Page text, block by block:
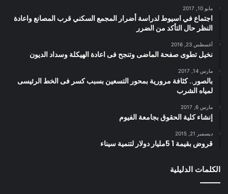
مايو 10, 2017
اجتماع في اسيوط لدراسة أضرار المجمع السكني قرب المصانع واعادة
النظر حال التأكد من الضرر
أغسطس 23, 2016
نخيل تطوى صفحة الماضى وتنجح فى اعادة الهيكلة وسداد الديون
مارس 14, 2017
بالصور.. كثافة مرورية بمحور التسعين بسبب كسر فى الخط الرئيسى
لمياه الشرب
مارس 6, 2017
إنشاء كلية الحقوق بجامعة الفيوم
ديسمبر 21, 2015
قروض بقيمة 1 5مليار دولار لتنمية سيناء
الكلمات الدليلية